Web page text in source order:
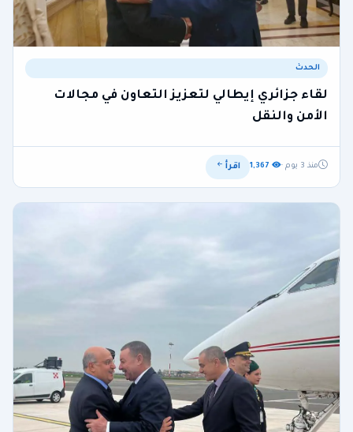
الحدث
لقاء جزائري إيطالي لتعزيز التعاون في مجالات
الأمن والنقل
منذ 3 يوم · اقرأ